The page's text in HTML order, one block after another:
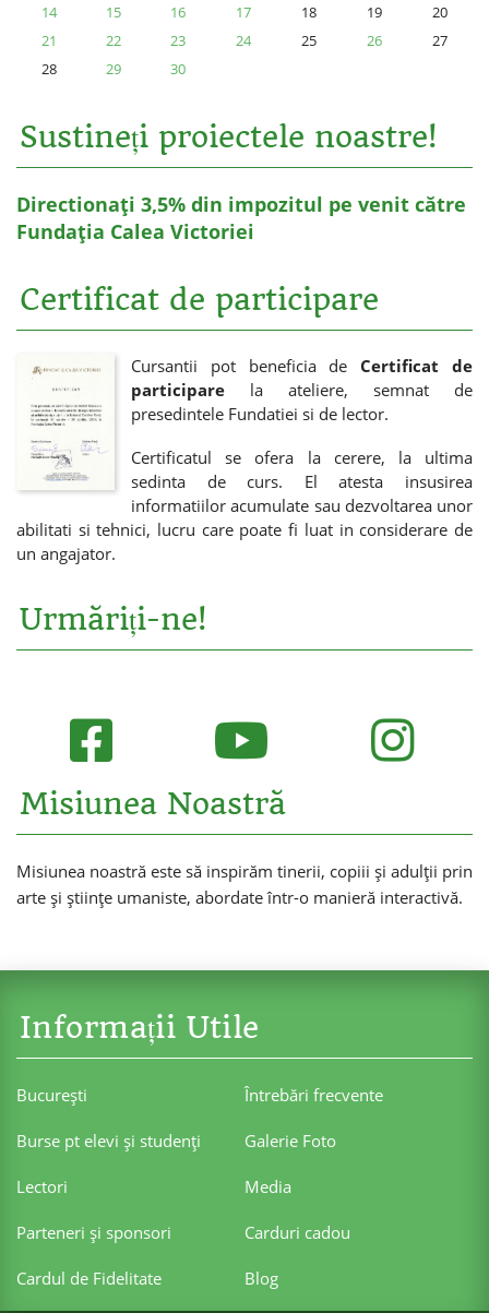
14
15 16 17 18 19
20
21
22 23 24 25 26
27
28
29 30
Sustineți proiectele noastre!
Directionați 3,5% din impozitul pe venit către
Fundația Calea Victoriei
Certificat de participare
Cursantii pot beneficia de Certificat de
participare la ateliere, semnat de
presedintele Fundatiei si de lector.
Certificatul se ofera la cerere, la ultima
sedinta de curs. El atesta insusirea
informatiilor acumulate sau dezvoltarea unor
abilitati si tehnici, lucru care poate fi luat in considerare de
un angajator.
Urmăriți-ne!
Misiunea Noastră
Misiunea noastră este să inspirăm tinerii, copiii și adulții prin
arte și științe umaniste, abordate într-o manieră interactivă.
Informații Utile
Bucureşti Întrebări frecvente
Burse pt elevi şi studenţi Galerie Foto
Lectori Media
Parteneri şi sponsori Carduri cadou
Cardul de Fidelitate Blog